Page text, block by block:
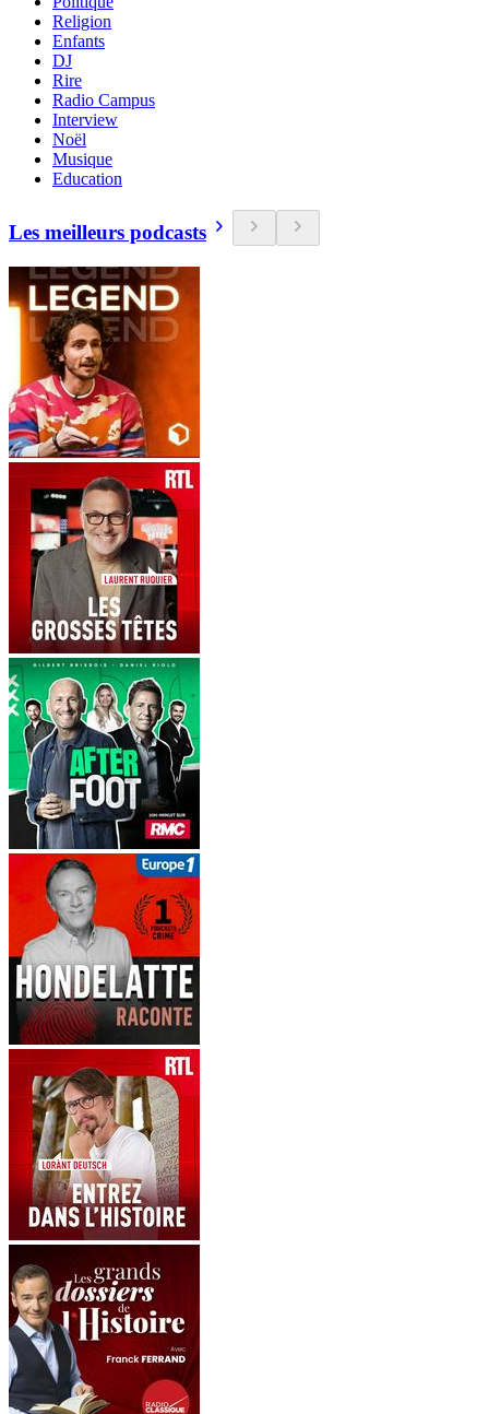
Religion
Enfants
DJ
Rire
Radio Campus
Interview
Noël
Musique
Education
Les meilleurs podcasts